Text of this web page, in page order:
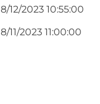
8/12/2023 10:55:00
8/11/2023 11:00:00